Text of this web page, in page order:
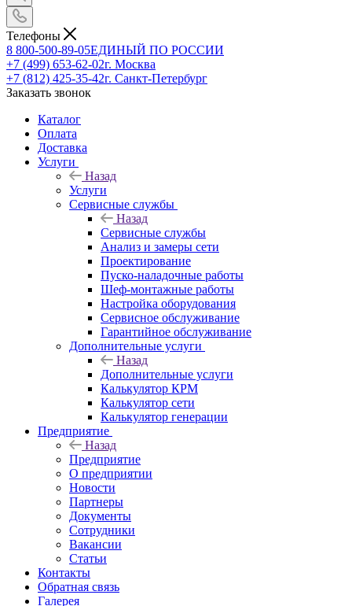
Телефоны
8 800-500-89-05ЕДИНЫЙ ПО РОССИИ
+7 (499) 653-62-02г. Москва
+7 (812) 425-35-42г. Санкт-Петербург
Заказать звонок
Каталог
Оплата
Доставка
Услуги
Назад
Услуги
Сервисные службы
Назад
Сервисные службы
Анализ и замеры сети
Проектирование
Пуско-наладочные работы
Шеф-монтажные работы
Настройка оборудования
Сервисное обслуживание
Гарантийное обслуживание
Дополнительные услуги
Назад
Дополнительные услуги
Калькулятор КРМ
Калькулятор сети
Калькулятор генерации
Предприятие
Назад
Предприятие
О предприятии
Новости
Партнеры
Документы
Сотрудники
Вакансии
Статьи
Контакты
Обратная связь
Галерея